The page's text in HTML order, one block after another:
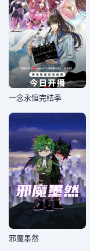
​一念永恒完结季
邪魔墨然